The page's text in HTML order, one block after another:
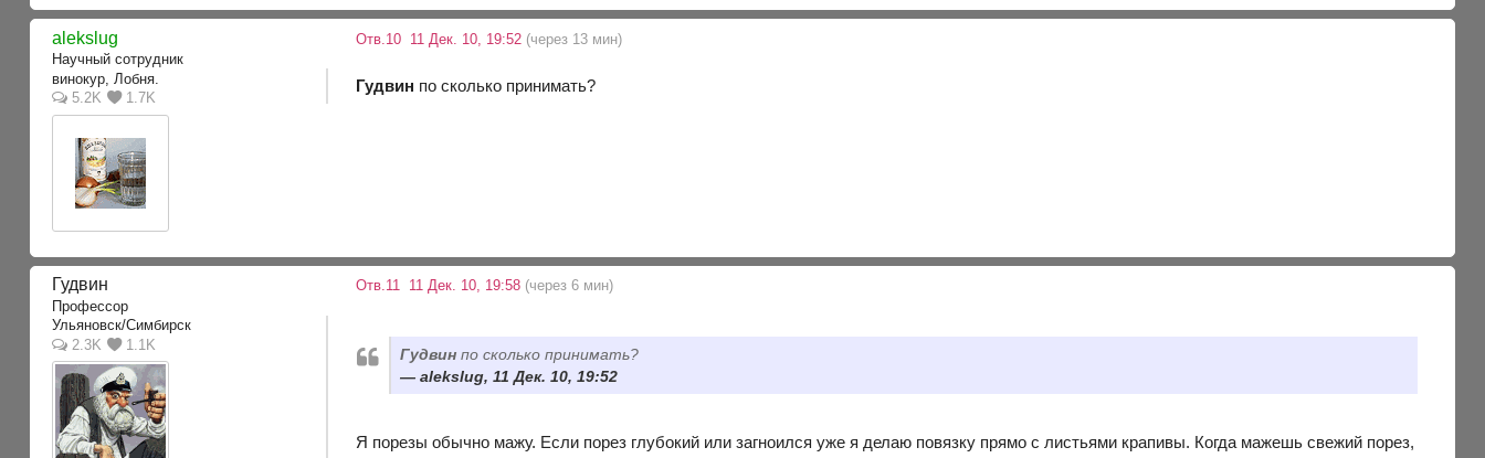
alekslug
Научный сотрудник
винокур, Лобня.
5.2K
1.7K
Отв.10 11 Дек. 10, 19:52 (через 13 мин)
Гудвин по сколько принимать?
Гудвин
Профессор
Ульяновск/Симбирск
2.3K
1.1K
Отв.11 11 Дек. 10, 19:58 (через 6 мин)
Гудвин по сколько принимать?
alekslug, 11 Дек. 10, 19:52
Я порезы обычно мажу. Если порез глубокий или загноился уже я делаю повязку прямо с листьями крапивы. Когда мажешь свежий порез,